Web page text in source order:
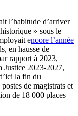
l’habitude d’arriver
» sous le
encore l’année
en hausse de
rapport à 2023,
Justice 2023-2027,
la fin du
de magistrats et
de 18 000 places